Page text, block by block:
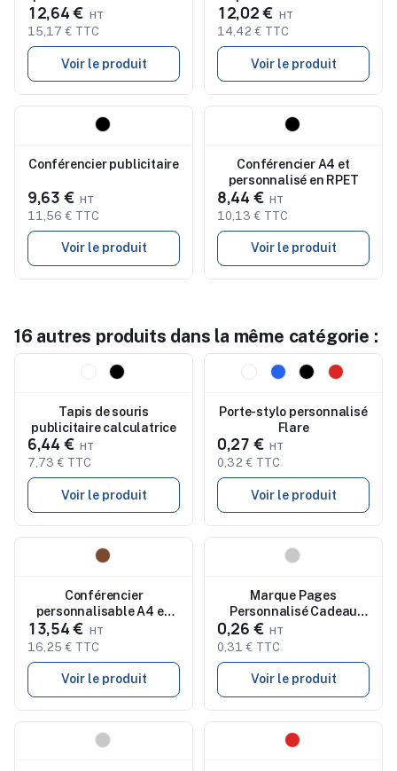
reconstitué Frederick
12,64 €
15,17 € TTC
Voir le produit
polyester A4 PRIME
12,02 €
14,42 € TTC
Voir le produit
Conférencier publicitaire
9,63 €
11,56 € TTC
Voir le produit
Conférencier A4 et
personnalisé en RPET
8,44 €
10,13 € TTC
Voir le produit
16 autres produits dans la même catégorie :
Tapis de souris
publicitaire calculatrice
6,44 €
7,73 € TTC
Voir le produit
Nouveau
Porte-stylo personnalisé
Flare
0,27 €
0,32 € TTC
Voir le produit
Conférencier
personnalisable A4 en
liège Avani
13,54 €
16,25 € TTC
Voir le produit
Marque Pages
Personnalisé Cadeau
Publicitaire Momo
0,26 €
0,31 € TTC
Voir le produit